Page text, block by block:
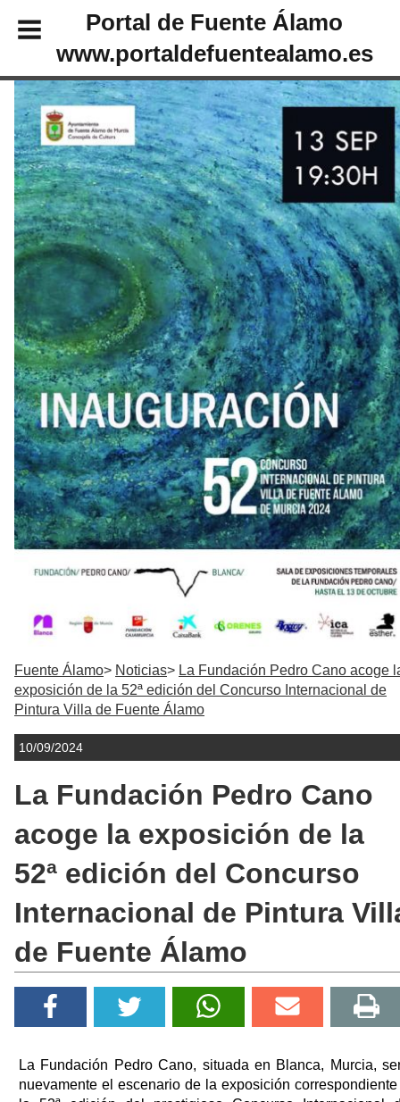
Portal de Fuente Álamo
www.portaldefuentealamo.es
Fuente Álamo Noticias
La Fundación Pedro Cano acoge
exposición de la 52ª edición del Concurso Internacional de
Pintura Villa de Fuente Álamo
10/09/2024
La Fundación Pedro Cano
acoge la exposición de la
52ª edición del Concurso
Internacional de Pintura
de Fuente Álamo
La Fundación Pedro Cano, situada en Blanca, Murcia,
nuevamente el escenario de la exposición